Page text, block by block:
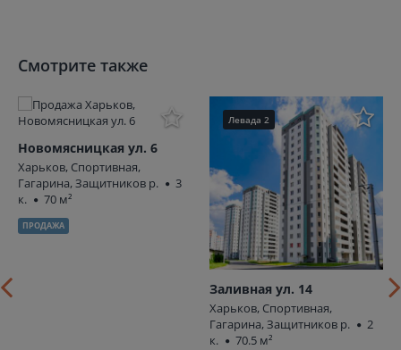
Смотрите также
Новомясницкая ул. 6
Харьков, Спортивная,
Гагарина, Защитников р.
3
к.
70 м²
ПРОДАЖА
Левада 2
Заливная ул. 14
Харьков, Спортивная,
Гагарина, Защитников р.
2
к.
70.5 м²